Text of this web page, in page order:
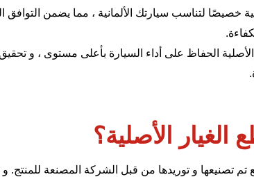
خصيصًا لتناسب سيارتك الألمانية ، مما يضمن التوافق
الحفاظ على أداء السيارة بأعلى مستوى ، و تحقيق
الغيار الأصلية؟
تصنيعها و توريدها من قبل الشركة المصنعة للمنتج. و